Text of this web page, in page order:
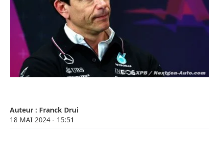
Auteur : Franck Drui
18 MAI 2024 - 15:51